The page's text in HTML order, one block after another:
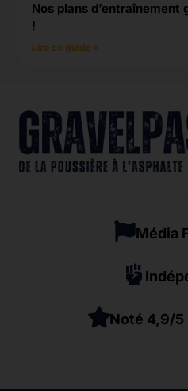
Nos plans
!
Lire ce guide »
Média
Noté 4,9/5